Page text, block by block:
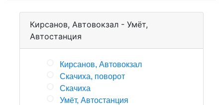
Кирсанов, Автовокзал - Умёт,
Автостанция
Кирсанов, Автовокзал
Скачиха, поворот
Скачиха
Умёт, Автостанция